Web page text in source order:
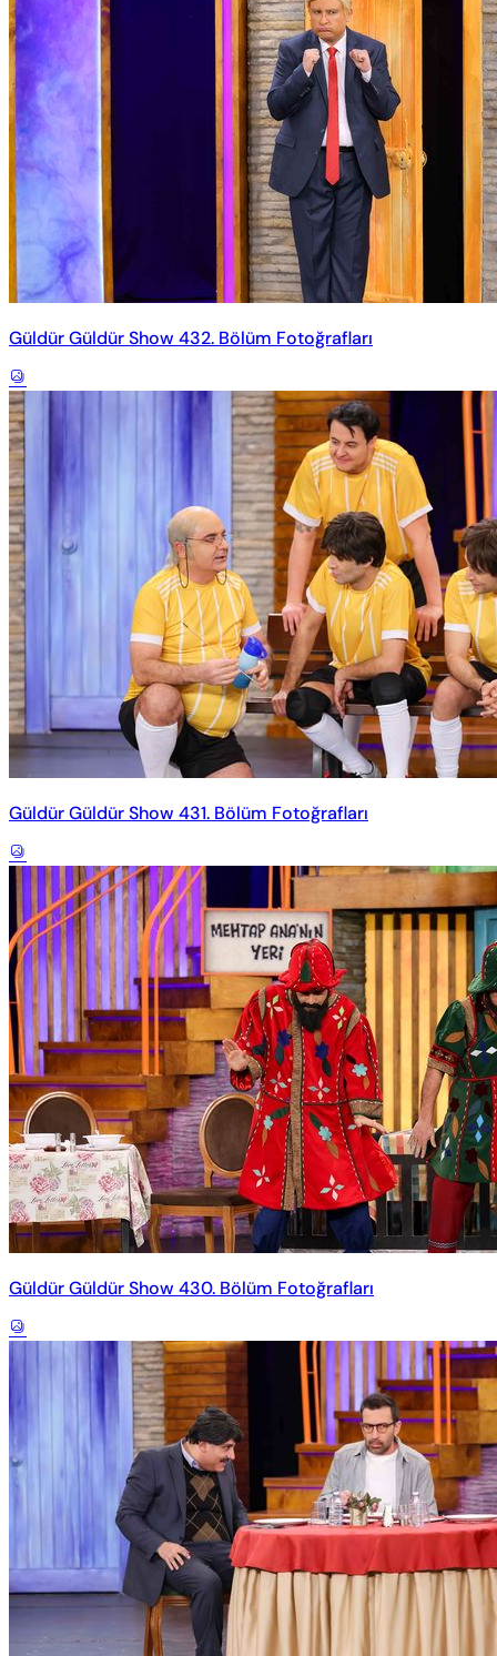
Güldür Güldür Show 432. Bölüm Fotoğrafları
Güldür Güldür Show 431. Bölüm Fotoğrafları
Güldür Güldür Show 430. Bölüm Fotoğrafları